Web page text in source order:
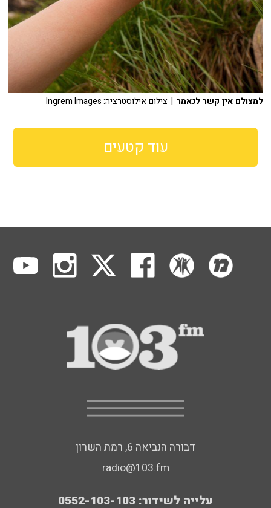
למצולם אין קשר לנאמר | צילום אילוסטרציה: Ingrem Images
עוד קטעים
דבורה הנביאה 6, רמת השרון
radio@103.fm
עלייה לשידור: 0552-103-103